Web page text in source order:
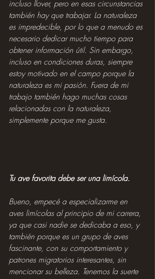
incluso llover, pero en esas circunstancias
también hay que trabajar. La naturaleza
es impredecible, por lo que a menudo es
necesario dedicar mucho tiempo para
obtener información útil. Sin embargo,
incluso en condiciones duras, siempre
estoy motivado en el campo porque la
naturaleza es mi pasión. Fuera de mi
trabajo también hago muchas cosas
relacionadas con la naturaleza,
simplemente porque me gusta.
Tu ave favorita debe ser una limícola.
Bueno, empecé a especializarme en
aves limícolas al principio de mi carrera,
ya que casi nadie se dedicaba a eso, y
también porque es un grupo de aves
fascinante, con su comportamiento y
patrones migratorios interesantes, sin
mencionar su belleza. Tenemos la suerte